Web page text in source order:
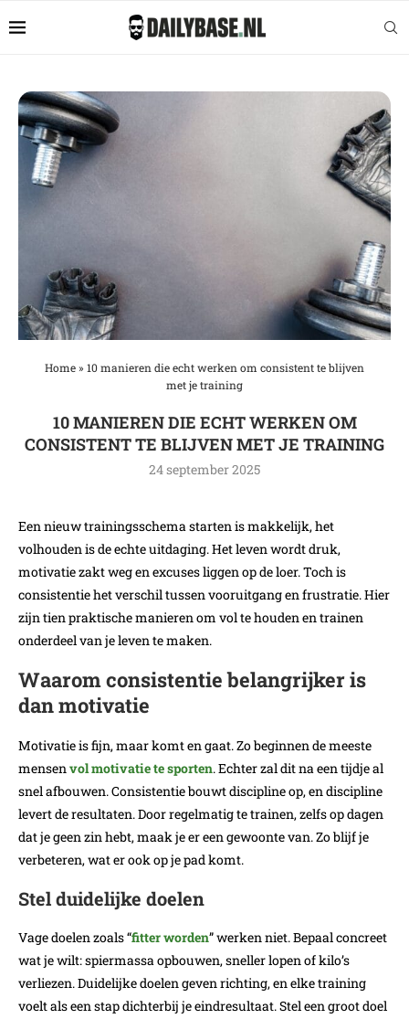
Home» 10 manieren die echt werken om consistent te blijven
met je training
10 MANIEREN DIE ECHT WERKEN OM
CONSISTENT TE BLIJVEN MET JE TRAINING
24 september 2025
Een nieuw trainingsschema starten is makkelijk, het
volhouden is de echte uitdaging. Het leven wordt druk,
motivatie zakt weg en excuses liggen op de loer. Toch is
consistentie het verschil tussen vooruitgang en frustratie. Hier
zijn tien praktische manieren om vol te houden en trainen
onderdeel van je leven te maken.
Waarom consistentie belangrijker is
dan motivatie
Motivatie is fijn, maar komt en gaat. Zo beginnen de meeste
mensenvol motivatie te sporten. Echter zal dit na een tijdje al
snel afbouwen. Consistentie bouwt discipline op, en discipline
levert de resultaten. Door regelmatig te trainen, zelfs op dagen
dat je geen zin hebt, maak je er een gewoonte van. Zo blijf je
verbeteren, wat er ook op je pad komt.
Stel duidelijke doelen
Vage doelen zoals “fitter worden” werken niet. Bepaal concreet
wat je wilt: spiermassa opbouwen, sneller lopen of kilo’s
verliezen. Duidelijke doelen geven richting, en elke training
voelt als een stap dichterbij je eindresultaat. Stel een groot doel